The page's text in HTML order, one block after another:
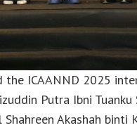
the ICAANND 2025
Putra Ibni
Akashah